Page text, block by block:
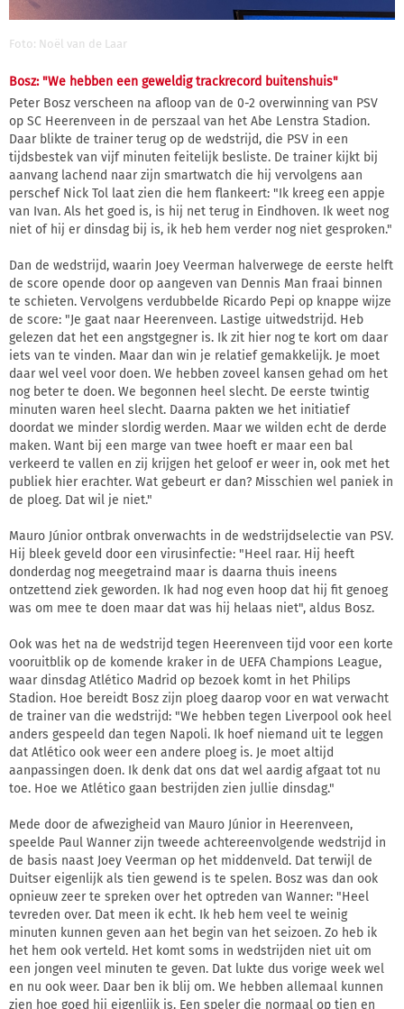
Foto: Noël van de Laar
Bosz: "We hebben een geweldig trackrecord buitenshuis"
Peter Bosz verscheen na afloop van de 0-2 overwinning van PSV
op SC Heerenveen in de perszaal van het Abe Lenstra Stadion.
Daar blikte de trainer terug op de wedstrijd, die PSV in een
tijdsbestek van vijf minuten feitelijk besliste. De trainer kijkt bij
aanvang lachend naar zijn smartwatch die hij vervolgens aan
perschef Nick Tol laat zien die hem flankeert: "Ik kreeg een appje
van Ivan. Als het goed is, is hij net terug in Eindhoven. Ik weet nog
niet of hij er dinsdag bij is, ik heb hem verder nog niet gesproken."
Dan de wedstrijd, waarin Joey Veerman halverwege de eerste helft
de score opende door op aangeven van Dennis Man fraai binnen
te schieten. Vervolgens verdubbelde Ricardo Pepi op knappe wijze
de score: "Je gaat naar Heerenveen. Lastige uitwedstrijd. Heb
gelezen dat het een angstgegner is. Ik zit hier nog te kort om daar
iets van te vinden. Maar dan win je relatief gemakkelijk. Je moet
daar wel veel voor doen. We hebben zoveel kansen gehad om het
nog beter te doen. We begonnen heel slecht. De eerste twintig
minuten waren heel slecht. Daarna pakten we het initiatief
doordat we minder slordig werden. Maar we wilden echt de derde
maken. Want bij een marge van twee hoeft er maar een bal
verkeerd te vallen en zij krijgen het geloof er weer in, ook met het
publiek hier erachter. Wat gebeurt er dan? Misschien wel paniek in
de ploeg. Dat wil je niet."
Mauro Júnior ontbrak onverwachts in de wedstrijdselectie van PSV.
Hij bleek geveld door een virusinfectie: "Heel raar. Hij heeft
donderdag nog meegetraind maar is daarna thuis ineens
ontzettend ziek geworden. Ik had nog even hoop dat hij fit genoeg
was om mee te doen maar dat was hij helaas niet", aldus Bosz.
Ook was het na de wedstrijd tegen Heerenveen tijd voor een korte
vooruitblik op de komende kraker in de UEFA Champions League,
waar dinsdag Atlético Madrid op bezoek komt in het Philips
Stadion. Hoe bereidt Bosz zijn ploeg daarop voor en wat verwacht
de trainer van die wedstrijd: "We hebben tegen Liverpool ook heel
anders gespeeld dan tegen Napoli. Ik hoef niemand uit te leggen
dat Atlético ook weer een andere ploeg is. Je moet altijd
aanpassingen doen. Ik denk dat ons dat wel aardig afgaat tot nu
toe. Hoe we Atlético gaan bestrijden zien jullie dinsdag."
Mede door de afwezigheid van Mauro Júnior in Heerenveen,
speelde Paul Wanner zijn tweede achtereenvolgende wedstrijd in
de basis naast Joey Veerman op het middenveld. Dat terwijl de
Duitser eigenlijk als tien gewend is te spelen. Bosz was dan ook
opnieuw zeer te spreken over het optreden van Wanner: "Heel
tevreden over. Dat meen ik echt. Ik heb hem veel te weinig
minuten kunnen geven aan het begin van het seizoen. Zo heb ik
het hem ook verteld. Het komt soms in wedstrijden niet uit om
een jongen veel minuten te geven. Dat lukte dus vorige week wel
en nu ook weer. Daar ben ik blij om. We hebben allemaal kunnen
zien hoe goed hij eigenlijk is. Een speler die normaal op tien en